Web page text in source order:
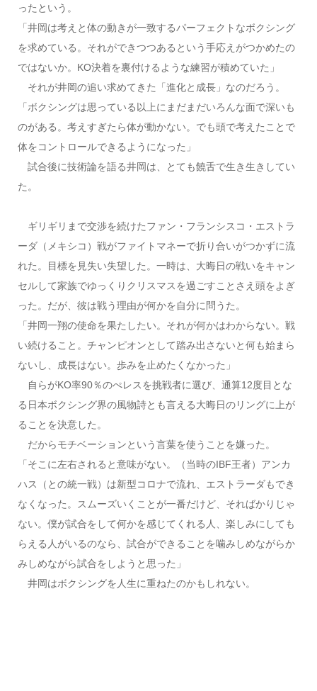
ったという。
「井岡は考えと体の動きが一致するパーフェクトなボクシング
を求めている。それができつつあるという手応えがつかめたの
ではないか。KO決着を裏付けるような練習が積めていた」
それが井岡の追い求めてきた「進化と成長」なのだろう。
「ボクシングは思っている以上にまだまだいろんな面で深いも
のがある。考えすぎたら体が動かない。でも頭で考えたことで
体をコントロールできるようになった」
試合後に技術論を語る井岡は、とても饒舌で生き生きしてい
た。
ギリギリまで交渉を続けたファン・フランシスコ・エストラ
ーダ（メキシコ）戦がファイトマネーで折り合いがつかずに流
れた。目標を見失い失望した。一時は、大晦日の戦いをキャン
セルして家族でゆっくりクリスマスを過ごすことさえ頭をよぎ
った。だが、彼は戦う理由が何かを自分に問うた。
「井岡一翔の使命を果たしたい。それが何かはわからない。戦
い続けること。チャンピオンとして踏み出さないと何も始まら
ないし、成長はない。歩みを止めたくなかった」
自らがKO率90％のぺレスを挑戦者に選び、通算12度目とな
る日本ボクシング界の風物詩とも言える大晦日のリングに上が
ることを決意した。
だからモチベーションという言葉を使うことを嫌った。
「そこに左右されると意味がない。（当時のIBF王者）アンカ
ハス（との統一戦）は新型コロナで流れ、エストラーダもでき
なくなった。スムーズいくことが一番だけど、そればかりじゃ
ない。僕が試合をして何かを感じてくれる人、楽しみにしても
らえる人がいるのなら、試合ができることを噛みしめながらか
みしめながら試合をしようと思った」
井岡はボクシングを人生に重ねたのかもしれない。